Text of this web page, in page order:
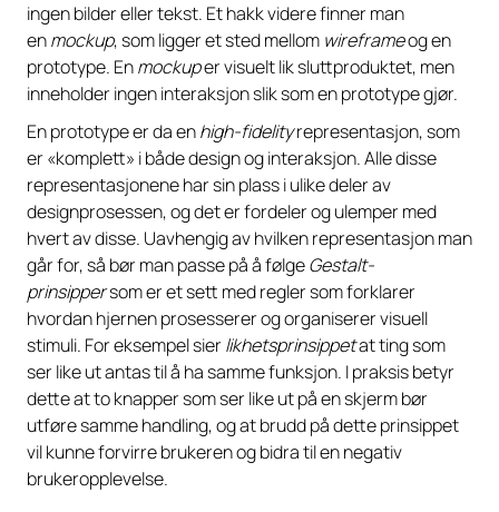
ingen bilder eller tekst. Et hakk videre finner man
enmockup, som ligger et sted mellom wireframeog en
prototype. Enmockuper visuelt lik sluttproduktet, men
inneholder ingen interaksjon slik som en prototype gjør.
En prototype er da enhigh-fidelityrepresentasjon, som
er «komplett» i både design og interaksjon. Alle disse
representasjonene har sin plass i ulike deler av
designprosessen, og det er fordeler og ulemper med
hvert av disse. Uavhengig av hvilken representasjon man
går for, så bør man passe på å følgeGestalt-
prinsippersom er et sett med regler som forklarer
hvordan hjernen prosesserer og organiserer visuell
stimuli. For eksempel sierlikhetsprinsippetat ting som
ser like ut antas til å ha samme funksjon. I praksis betyr
dette at to knapper som ser like ut på en skjerm bør
utføre samme handling, og at brudd på dette prinsippet
vil kunne forvirre brukeren og bidra til en negativ
brukeropplevelse.